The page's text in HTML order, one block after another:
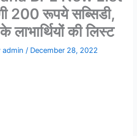
200 रूपये सब्सिडी,
लाभार्थियों की लिस्ट
admin/ December 28, 2022